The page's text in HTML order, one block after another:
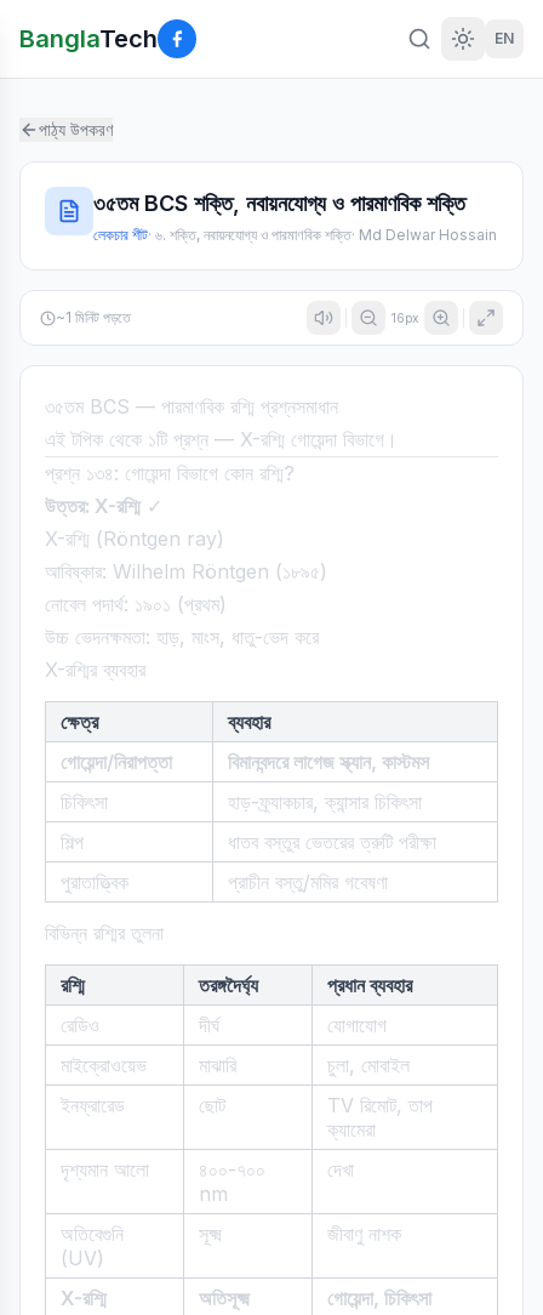
BanglaTech EN
পাঠ্য উপকরণ
৩৫তম BCS শক্তি, নবায়নযোগ্য ও পারমাণবিক শক্তি
লেকচার শীট· ৬. শক্তি, নবায়নযোগ্য ও পারমাণবিক শক্তি· Md Delwar Hossain
~1 মিনিট পড়তে 16px
৩৫তম BCS — পারমাণবিক রশ্মি প্রশ্নসমাধান
এই টপিক থেকে ১টি প্রশ্ন — X-রশ্মি গোয়েন্দা বিভাগে।
প্রশ্ন ১৩৪: গোয়েন্দা বিভাগে কোন রশ্মি?
উত্তর: X-রশ্মি ✓
X-রশ্মি (Röntgen ray)
আবিষ্কার: Wilhelm Röntgen (১৮৯৫)
নোবেল পদার্থ: ১৯০১ (প্রথম)
উচ্চ ভেদনক্ষমতা: হাড়, মাংস, ধাতু-ভেদ করে
X-রশ্মির ব্যবহার
ক্ষেত্র
ব্যবহার
গোয়েন্দা/নিরাপত্তা
বিমানবন্দরে লাগেজ স্ক্যান, কাস্টমস
চিকিৎসা
হাড়-ফ্র্যাকচার, ক্যান্সার চিকিৎসা
শিল্প
ধাতব বস্তুর ভেতরের ত্রুটি পরীক্ষা
পুরাতাত্ত্বিক
প্রাচীন বস্তু/মমির গবেষণা
বিভিন্ন রশ্মির তুলনা
রশ্মি তরঙ্গদৈর্ঘ্য
প্রধান ব্যবহার
রেডিও
দীর্ঘ
যোগাযোগ
মাইক্রোওয়েভ
মাঝারি
চুলা, মোবাইল
ইনফ্রারেড
ছোট
TV রিমোট, তাপ
ক্যামেরা
দৃশ্যমান আলো
৪০০-৭০০
nm
দেখা
অতিবেগুনি
(UV)
সূক্ষ্ম জীবাণু নাশক
X-রশ্মি অতিসূক্ষ্ম
গোয়েন্দা, চিকিৎসা